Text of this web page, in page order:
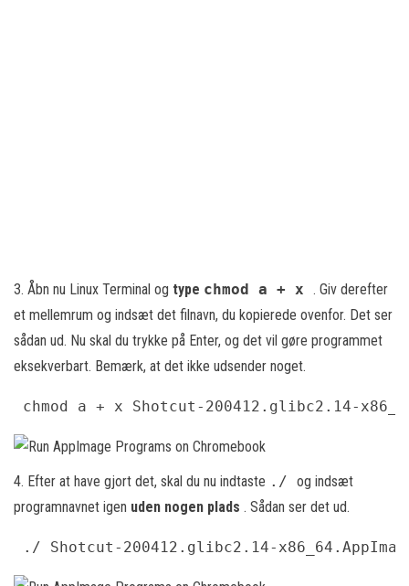
3. Åbn nu Linux Terminal og type chmod a + x . Giv derefter
et mellemrum og indsæt det filnavn, du kopierede ovenfor. Det ser
sådan ud. Nu skal du trykke på Enter, og det vil gøre programmet
eksekverbart. Bemærk, at det ikke udsender noget.
chmod a + x Shotcut-200412.glibc2.14-
4. Efter at have gjort det, skal du nu indtaste ./ og indsæt
programnavnet igen uden nogen plads . Sådan ser det ud.
./ Shotcut-200412.glibc2.14-